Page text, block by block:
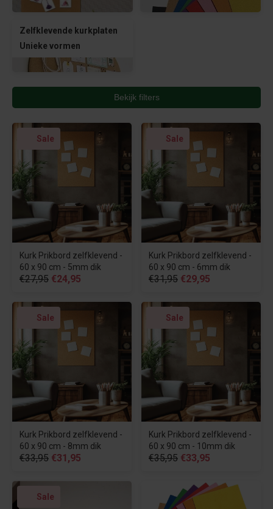
Zelfklevende kurkplaten
Unieke vormen
Bekijk filters
Sale
Kurk Prikbord zelfklevend -
60 x 90 cm - 5mm dik
€27,95 €24,95
Sale
Kurk Prikbord zelfklevend -
60 x 90 cm - 6mm dik
€31,95 €29,95
Sale
Kurk Prikbord zelfklevend -
60 x 90 cm - 8mm dik
€33,95 €31,95
Sale
Kurk Prikbord zelfklevend -
60 x 90 cm - 10mm dik
€35,95 €33,95
Sale